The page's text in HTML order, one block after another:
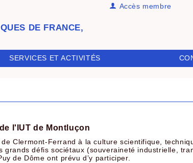
DE FRANCE,
Accès membre
SERVICES ET ACTIVITÉS
l'IUT de Montluçon
Clermont-Ferrand à la culture scientifique,
défis sociétaux (souveraineté industrielle,
de Dôme ont prévu d’y participer.